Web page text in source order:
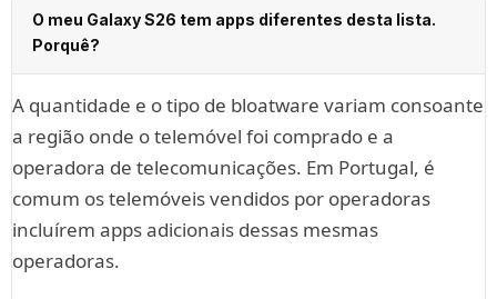
O meu Galaxy S26 tem apps diferentes desta lista.
Porquê?
A quantidade e o tipo de bloatware variam consoante
a região onde o telemóvel foi comprado e a
operadora de telecomunicações. Em Portugal, é
comum os telemóveis vendidos por operadoras
incluírem apps adicionais dessas mesmas
operadoras.